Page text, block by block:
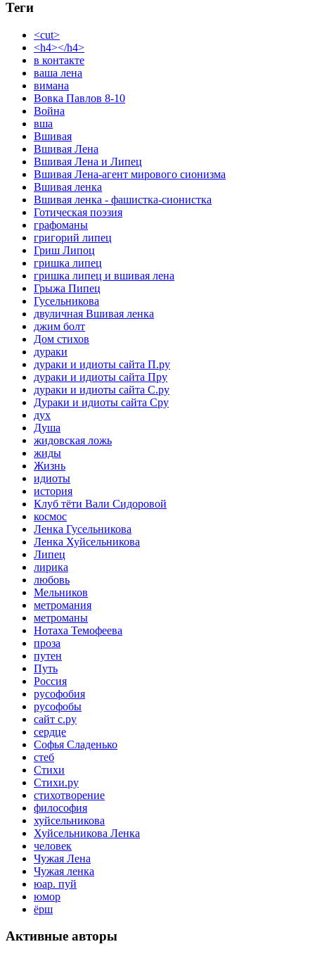
Теги
<cut>
<h4></h4>
в контакте
ваша лена
вимана
Вовка Павлов 8-10
Война
вша
Вшивая
Вшивая Лена
Вшивая Лена и Липец
Вшивая Лена-агент мирового сионизма
Вшивая ленка
Вшивая ленка - фашистка-сионистка
Готическая поэзия
графоманы
григорий липец
Гриш Липоц
гришка липец
гришка липец и вшивая лена
Грыжа Пипец
Гусельникова
двуличная Вшивая ленка
джим болт
Дом стихов
дураки
дураки и идиоты сайта П.ру
дураки и идиоты сайта Пру
дураки и идиоты сайта С.ру
Дураки и идиоты сайта Сру
дух
Душа
жидовская ложь
жиды
Жизнь
идиоты
история
Клуб тёти Вали Сидоровой
космос
Ленка Гусельникова
Ленка Хуйсельникова
Липец
лирика
любовь
Мельников
метромания
метроманы
Нотаха Темофеева
проза
путен
Путь
Россия
русофобия
русофобы
сайт с.ру
сердце
Софья Сладенько
стеб
Стихи
Стихи.ру
стихотворение
философия
хуйсельникова
Хуйсельникова Ленка
человек
Чужая Лена
Чужая ленка
юар. пуй
юмор
ёрш
Активные авторы